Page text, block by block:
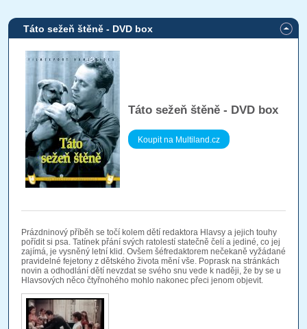
Táto sežeň štěně - DVD box
Táto sežeň štěně - DVD box
Koupit na Multiland.cz
Prázdninový příběh se točí kolem dětí redaktora Hlavsy a jejich touhy
pořídit si psa. Tatínek přání svých ratolestí statečně čelí a jediné, co jej
zajímá, je vysněný letní klid. Ovšem šéfredaktorem nečekaně vyžádané
pravidelné fejetony z dětského života mění vše. Poprask na stránkách
novin a odhodlání dětí nevzdat se svého snu vede k naději, že by se u
Hlavsových něco čtyřnohého mohlo nakonec přeci jenom objevit.